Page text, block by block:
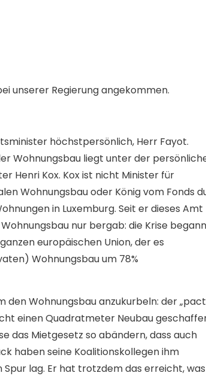
unserer Regierung angekommen.
höchstpersönlich, Herr Fayot.
Wohnungsbau liegt unter der
Henri Kox. Kox ist nicht Minister für
Wohnungsbau oder König vom Fonds
in Luxemburg. Seit er dieses Amt
nur bergab: die Krise begann
europäischen Union, der es
Wohnungsbau um 78%
den Wohnungsbau anzukurbeln: der
einen Quadratmeter Neubau
das Mietgesetz so abändern, dass auch
haben seine Koalitionskollegen ihm
lag. Er hat trotzdem das erreicht, was